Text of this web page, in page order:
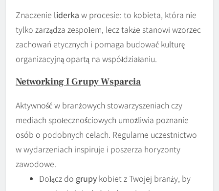
Znaczenie liderka w procesie: to kobieta, która nie
tylko zarządza zespołem, lecz także stanowi wzorzec
zachowań etycznych i pomaga budować kulturę
organizacyjną opartą na współdziałaniu.
Networking I Grupy Wsparcia
Aktywność w branżowych stowarzyszeniach czy
mediach społecznościowych umożliwia poznanie
osób o podobnych celach. Regularne uczestnictwo
w wydarzeniach inspiruje i poszerza horyzonty
zawodowe.
Dołącz do grupy kobiet z Twojej branży, by